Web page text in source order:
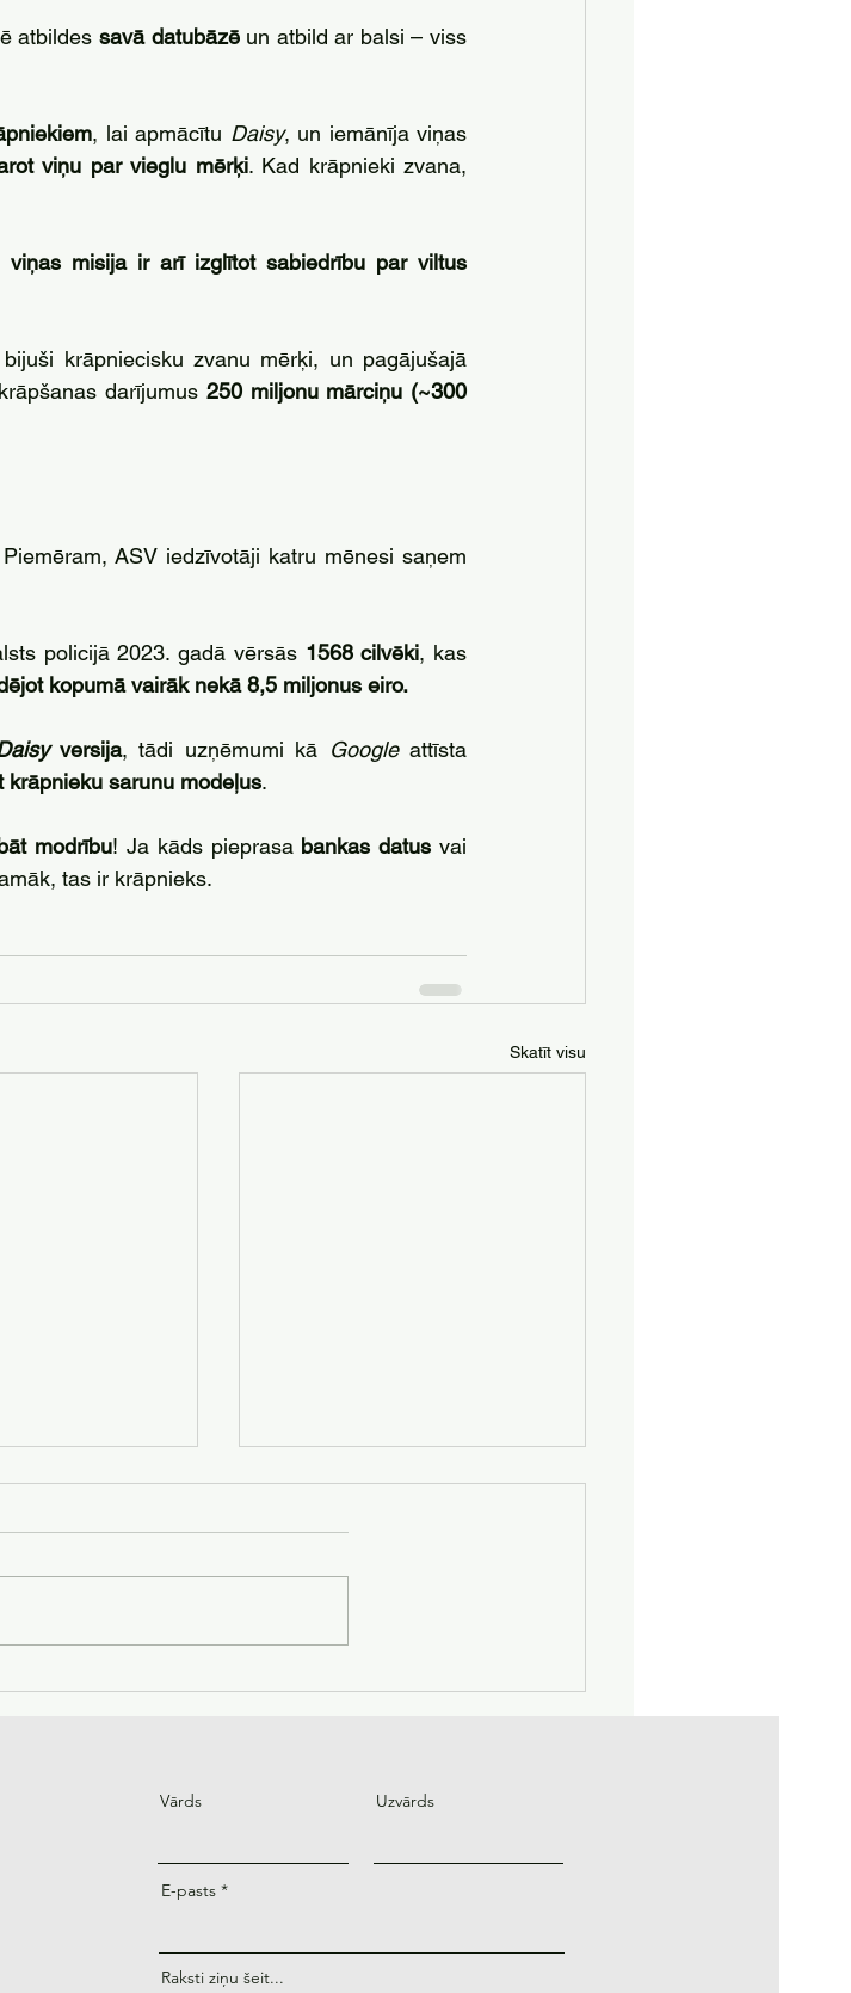
atbildes savā datubāzē un atbild ar balsi – viss
, lai apmācītu Daisy, un iemānīja viņas
viņu par vieglu mērķi. Kad krāpnieki zvana,
viņas misija ir arī izglītot sabiedrību par viltus
krāpniecisku zvanu mērķi, un pagājušajā
darījumus 250 miljonu mārciņu (~300
ASV iedzīvotāji katru mēnesi saņem
policijā 2023. gadā vērsās 1568 cilvēki, kas
kopumā vairāk nekā 8,5 miljonus eiro.
versija, tādi uzņēmumi kā Google attīsta
krāpnieku sarunu modeļus.
modrību! Ja kāds pieprasa bankas datus vai
tas ir krāpnieks.
Skatīt visu
Vārds Uzvārds
E-pasts
Raksti ziņu šeit...